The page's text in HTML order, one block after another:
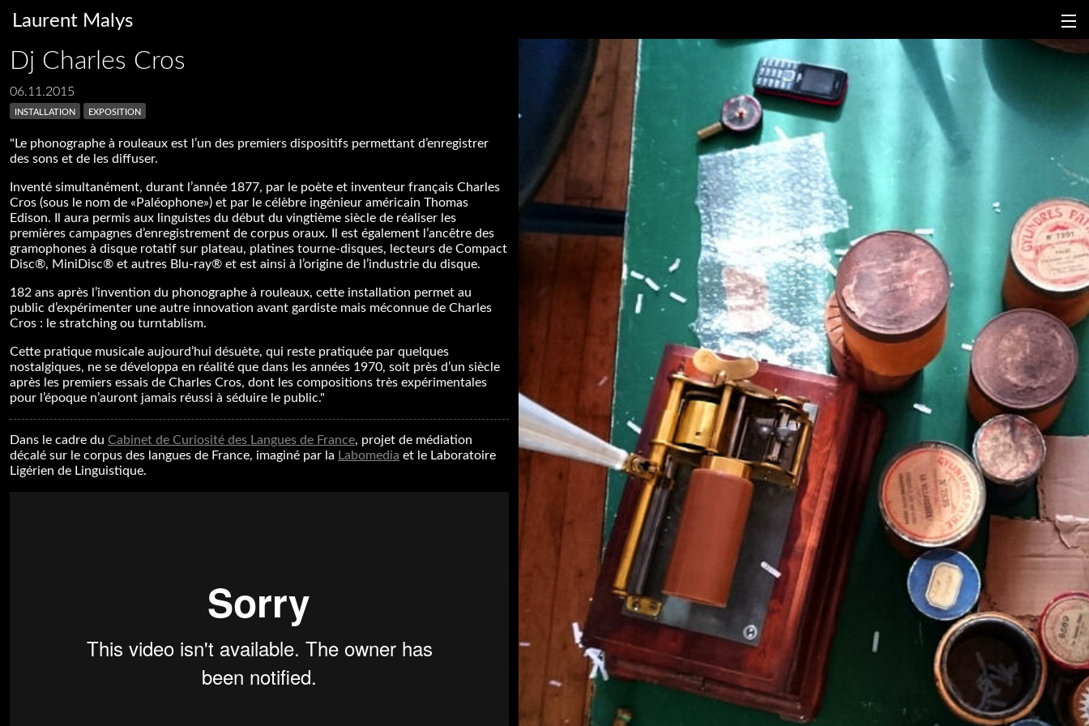
Laurent Malys
Dj Charles Cros
06.11.2015
installation
exposition
"Le phonographe à rouleaux est l’un des premiers dispositifs permettant d’enregistrer
des sons et de les diffuser.
Inventé simultanément, durant l’année 1877, par le poète et inventeur français Charles
Cros (sous le nom de «Paléophone») et par le célèbre ingénieur américain Thomas
Edison. Il aura permis aux linguistes du début du vingtième siècle de réaliser les
premières campagnes d’enregistrement de corpus oraux. Il est également l’ancêtre des
gramophones à disque rotatif sur plateau, platines tourne-disques, lecteurs de Compact
Disc®, MiniDisc® et autres Blu-ray® et est ainsi à l’origine de l’industrie du disque.
182 ans après l’invention du phonographe à rouleaux, cette installation permet au
public d’expérimenter une autre innovation avant gardiste mais méconnue de Charles
Cros : le stratching ou turntablism.
Cette pratique musicale aujourd’hui désuète, qui reste pratiquée par quelques
nostalgiques, ne se développa en réalité que dans les années 1970, soit près d’un siècle
après les premiers essais de Charles Cros, dont les compositions très expérimentales
pour l’époque n’auront jamais réussi à séduire le public."
Dans le cadre du Cabinet de Curiosité des Langues de France, projet de médiation
décalé sur le corpus des langues de France, imaginé par la Labomedia et le Laboratoire
Ligérien de Linguistique.